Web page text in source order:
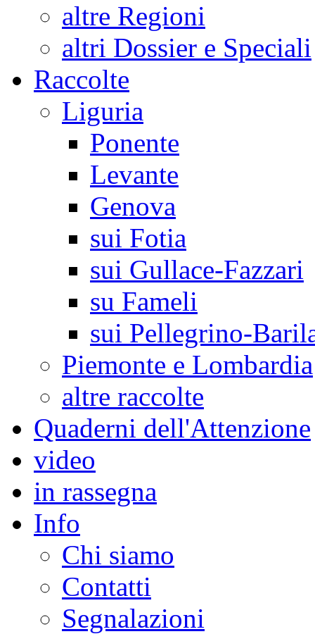
altre Regioni
altri Dossier e Speciali
Raccolte
Liguria
Ponente
Levante
Genova
sui Fotia
sui Gullace-Fazzari
su Fameli
sui Pellegrino-
Piemonte e Lombardia
altre raccolte
Quaderni dell'Attenzione
video
in rassegna
Info
Chi siamo
Contatti
Segnalazioni